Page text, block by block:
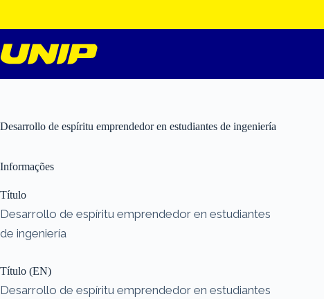
o
conteúdo
Desarrollo de espíritu emprendedor en estudiantes de ingeniería
Informações
Título
Desarrollo de espíritu emprendedor en estudiantes
de ingeniería
Título (EN)
Desarrollo de espíritu emprendedor en estudiantes